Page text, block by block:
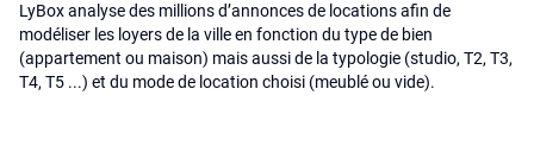
LyBox analyse des millions d’annonces de locations afin de
modéliser les loyers de la ville en fonction du type de bien
(appartement ou maison) mais aussi de la typologie (studio, T2, T3,
T4, T5 ...) et du mode de location choisi (meublé ou vide).